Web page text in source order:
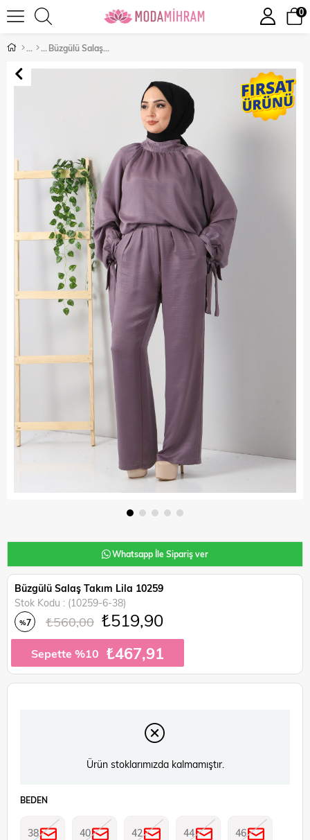
0
Büzgülü Salaş Takım Lila 10259
Whatsapp İle Sipariş ver
Büzgülü Salaş Takım Lila 10259
Stok Kodu
(10259-6-38)
%7 ₺560,00 ₺519,90
Sepette %10 ₺467,91
Ürün stoklarımızda kalmamıştır.
BEDEN
38 40 42 44 46